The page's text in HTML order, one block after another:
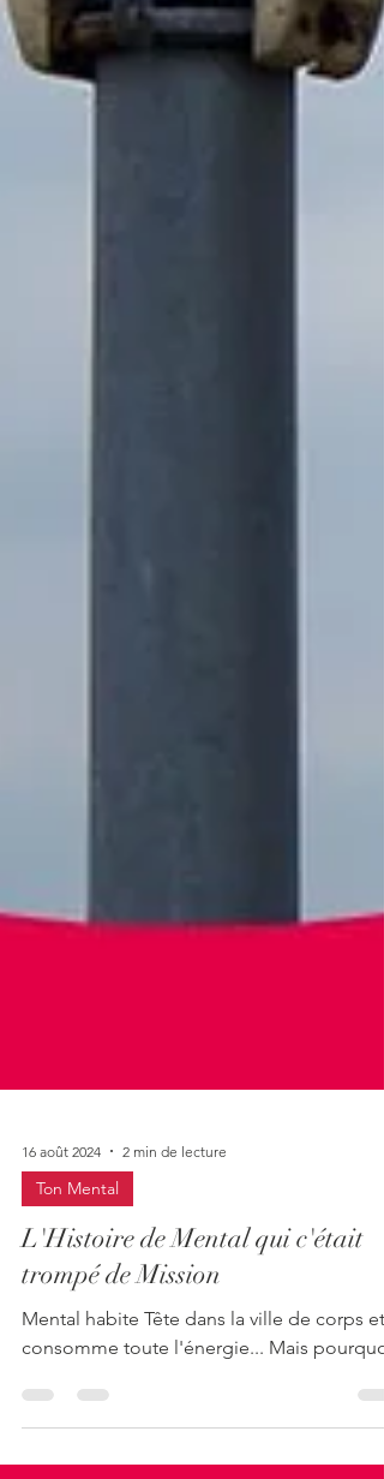
16 août 2024
Ton Mental
L'Histoire de Mental qui c'était
trompé de Mission
Mental habite Tête dans la ville de corps et
consomme toute l'énergie... Mais